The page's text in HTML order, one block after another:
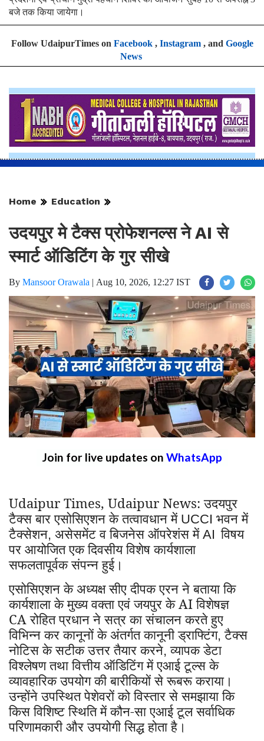
बजे तक किया जायेगा।
Follow UdaipurTimes on Facebook, Instagram, and Google
News
Home Education
उदयपुर मे टैक्स प्रोफेशनल्स ने AI से
स्मार्ट ऑडिटिंग के गुर सीखे
By Mansoor Orawala | Aug 10, 2026, 12:27 IST
Join for live updates on WhatsApp
Udaipur Times, Udaipur News: उदयपुर
टैक्स बार एसोसिएशन के तत्वावधान में UCCI भवन में
टैक्सेशन, असेसमेंट व बिजनेस ऑपरेशंस में AI विषय
पर आयोजित एक दिवसीय विशेष कार्यशाला
सफलतापूर्वक संपन्न हुई।
एसोसिएशन के अध्यक्ष सीए दीपक एरन ने बताया कि
कार्यशाला के मुख्य वक्ता एवं जयपुर के AI विशेषज्ञ
CA रोहित प्रधान ने सत्र का संचालन करते हुए
विभिन्न कर कानूनों के अंतर्गत कानूनी ड्राफ्टिंग,टैक्स
नोटिस के सटीक उत्तर तैयार करने,व्यापक डेटा
विश्लेषण तथा वित्तीय ऑडिटिंग में एआई टूल्स के
व्यावहारिक उपयोग की बारीकियों से रूबरू कराया।
उन्होंने उपस्थित पेशेवरों को विस्तार से समझाया कि
किस विशिष्ट स्थिति में कौन-सा एआई टूल सर्वाधिक
परिणामकारी और उपयोगी सिद्ध होता है।